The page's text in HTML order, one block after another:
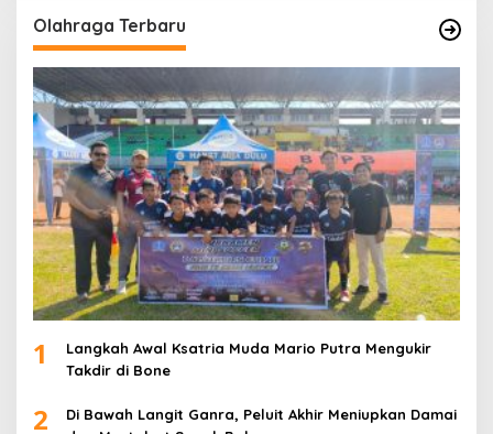
Olahraga Terbaru
1
Langkah Awal Ksatria Muda Mario Putra Mengukir
Takdir di Bone
2
Di Bawah Langit Ganra, Peluit Akhir Meniupkan Damai